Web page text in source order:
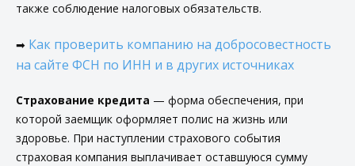
также соблюдение налоговых обязательств.
➡ Как проверить компанию на добросовестность
на сайте ФСН по ИНН и в других источниках
Страхование кредита — форма обеспечения, при
которой заемщик оформляет полис на жизнь или
здоровье. При наступлении страхового события
страховая компания выплачивает оставшуюся сумму